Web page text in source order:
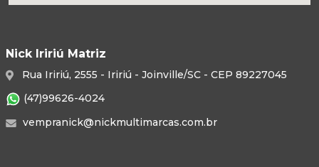
Nick Iririú Matriz
Rua Iririú, 2555 - Iririú - Joinville/SC - CEP 89227045
(47)99626-4024
vempranick@nickmultimarcas.com.br